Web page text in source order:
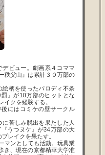
ビュー。劇画系４コママ
秩父山』は累計３０万部の
柄を使ったパロディ不条
』が10万部のヒットとな
イクを経験する。
にはコミケの壁サークル
苦しみ脱出を果たした人
うつヌケ』が34万部の大
レイクを果たす。
マンとしても活動。玩具業
き、現在の京都精華大学准